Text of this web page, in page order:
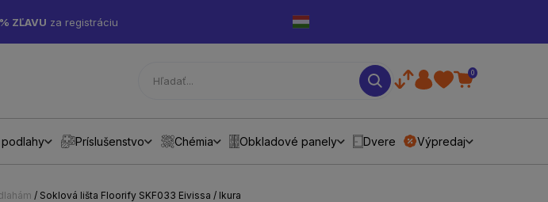
ZĽAVU za registráciu
0
Príslušenstvo Chémia Obkladové panely Dvere Výpredaj
/ Soklová lišta Floorify SKF033 Eivissa / Ikura